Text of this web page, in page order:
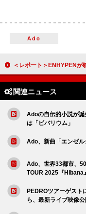
Ado
＜レポート＞ENHYPENが映画館でENGENEたちと過ごす特別なバレンタイン 新年挨拶や愛の告白、全国
関連ニュース
Adoの自伝的小説が
は「ビバリウム」
Ado、新曲「エンゼル
Ado、世界33都市、
TOUR 2025『
PEDROツアーゲスト
ら、最新ライブ映像